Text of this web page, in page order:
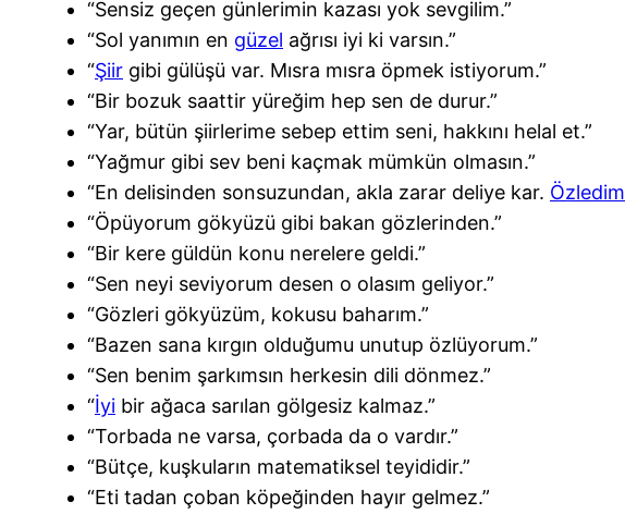
“Sensiz geçen günlerimin kazası yok sevgilim.”
“Sol yanımın en güzel ağrısı iyi ki varsın.”
“Şiir gibi gülüşü var. Mısra mısra öpmek istiyorum.”
“Bir bozuk saattir yüreğim hep sen de durur.”
“Yar, bütün şiirlerime sebep ettim seni, hakkını helal et.”
“Yağmur gibi sev beni kaçmak mümkün olmasın.”
“En delisinden sonsuzundan, akla zarar deliye kar. Özledim
“Öpüyorum gökyüzü gibi bakan gözlerinden.”
“Bir kere güldün konu nerelere geldi.”
“Sen neyi seviyorum desen o olasım geliyor.”
“Gözleri gökyüzüm, kokusu baharım.”
“Bazen sana kırgın olduğumu unutup özlüyorum.”
“Sen benim şarkımsın herkesin dili dönmez.”
“İyi bir ağaca sarılan gölgesiz kalmaz.”
“Torbada ne varsa, çorbada da o vardır.”
“Bütçe, kuşkuların matematiksel teyididir.”
“Eti tadan çoban köpeğinden hayır gelmez.”